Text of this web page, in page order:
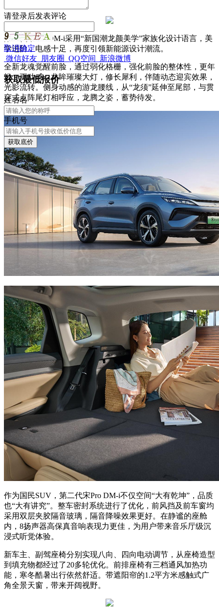
第二代宋Pro DM-i采用“新国潮龙颜美学”家族化设计语言，美
学进阶，电感十足，再度引领新能源设计潮流。
全新龙魂觉醒前脸，通过弱化格栅，强化前脸的整体性，更年
轻、更动感。龙眸璀璨大灯，修长犀利，伴随动态迎宾效果，
光影流转。侧身动感的游龙腰线，从“龙须”延伸至尾部，与贯
穿式点阵尾灯相呼应，龙腾之姿，蓄势待发。
作为国民SUV，第二代宋Pro DM-i不仅空间“大有乾坤”，品质
也“大有讲究”。整车密封系统进行了优化，前风挡及前车窗均
采用双层夹胶隔音玻璃，隔音降噪效果更好。在静谧的座舱
内，8扬声器高保真音响表现力更佳，为用户带来音乐厅级沉
浸式听觉体验。
新车主、副驾座椅分别实现八向、四向电动调节，从座椅造型
到填充物都经过了20多轮优化。前排座椅有三档通风加热功
能，寒冬酷暑出行依然舒适。带遮阳帘的1.2平方米感触式广
角全景天窗，带来开阔视野。
请登录后发表评论
取消确定
微信好友 朋友圈 QQ空间 新浪微博
获取最低报价
姓名名
手机号
获取底价